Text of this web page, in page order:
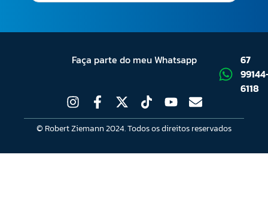
Faça parte do meu Whatsapp
67
6118
© Robert Ziemann 2024. Todos os direitos reservados